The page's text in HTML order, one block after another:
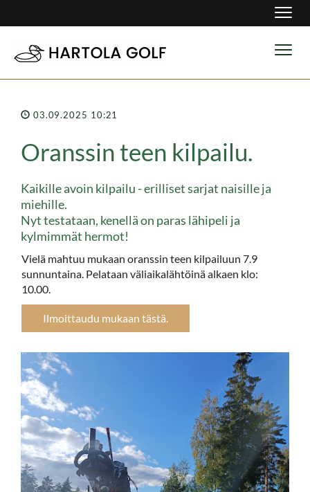
03.09.2025 10:21
Oranssin teen kilpailu.
Kaikille avoin kilpailu - erilliset sarjat naisille ja
miehille.
Nyt testataan, kenellä on paras lähipeli ja
kylmimmät hermot!
Vielä mahtuu mukaan oranssin teen kilpailuun 7.9
sunnuntaina. Pelataan väliaikalähtöinä alkaen klo:
10.00.
Ilmoittaudu mukaan tästä.